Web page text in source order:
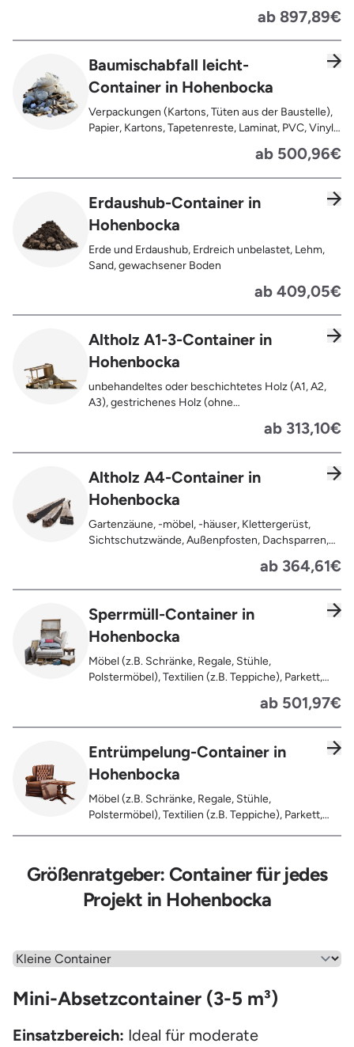
Kunststoffe, Gummi, Styropor, Holz (z.B.
Teppiche, Gardinen, Gipswände/
Trockenbauwände, Metalle, Bleche, Rohre, Kabel,
Gebinde wie Dosen, Fässer, Eimer,
Sauerkrautplatten
ab 897,89€
Baumischabfall leicht-
Container in Hohenbocka
Verpackungen (Kartons, Tüten aus der Baustelle),
Papier, Kartons, Tapetenreste, Laminat, PVC, Vinyl,
Kunststoffe, Folien, Gummi, Styropor, Holz (z.B.
Spanplatten, Bauholz, Paletten), Textilien wie
Teppiche, Gardinen, Gipswände/
Türen für den Innenbereich, Restentleerte
Gebinde wie Dosen, Fässer, Eimer,
gesamten Containerinhalts
ab 500,96€
Erdaushub-Container in
Hohenbocka
Erde und Erdaushub, Erdreich unbelastet, Lehm,
Sand, gewachsener Boden
ab 409,05€
Altholz A1-3-Container in
Hohenbocka
unbehandeltes oder beschichtetes Holz (A1, A2,
A3), gestrichenes Holz (ohne
Oberflächenbehandlung wie Anstrich, Lasur,
Lackierung ), kleine Anhaftungen wie Nägel,
Schrauben oder Scharniere , Möbel und Türen,
Holz (z.B. Paletten, Bauholz),
Holzweichfaserplatten, Holzkisten,
ab 313,10€
Altholz A4-Container in
Hohenbocka
Gartenzäune, -möbel, -häuser, Klettergerüst,
Sichtschutzwände, Außenpfosten, Dachsparren,
behandeltes Holz (=schadstoffbelastet),
Verfaultes oder verbranntes Holz, Fensterrahmen,
Bahnschwellen, Pflanzfähle, Jägerzaun
ab 364,61€
Sperrmüll-Container in
Hohenbocka
Möbel (z.B. Schränke, Regale, Stühle,
Polstermöbel), Textilien (z.B. Teppiche), Parkett,
Koffer, Fensterholz oder Türholz / Türen (ohne
Glas), Fahrräder, Matratzen, Spielzeug, Bücher,
Laminat
ab 501,97€
Entrümpelung-Container in
Hohenbocka
Möbel (z.B. Schränke, Regale, Stühle,
Polstermöbel), Textilien (z.B. Teppiche), Parkett,
Fässer, Eimer, Sonstiger Hausstand
Größenratgeber: Container für jedes
Projekt in Hohenbocka
Wähle einen Menüpunkt aus
Mini-Absetzcontainer (3-5 m³)
Einsatzbereich: Ideal für moderate